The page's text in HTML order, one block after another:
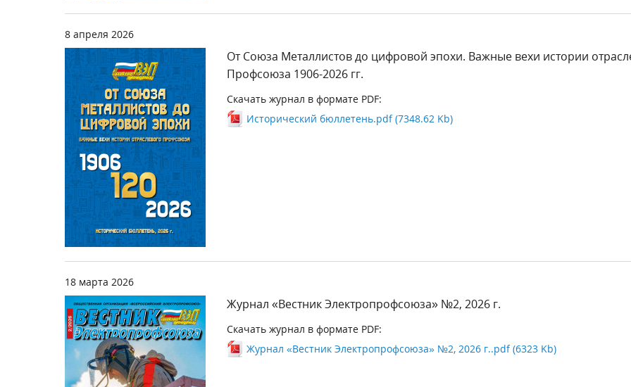
8 апреля 2026
От Союза Металлистов до цифровой эпохи. Важные вехи истории
Профсоюза 1906-2026 гг.
Скачать журнал в формате PDF:
Исторический бюллетень.pdf (7348.62 Kb)
18 марта 2026
Журнал «Вестник Электропрофсоюза» №2, 2026 г.
Скачать журнал в формате PDF:
Журнал «Вестник Электропрофсоюза» №2, 2026 г..pdf (6323 Kb)